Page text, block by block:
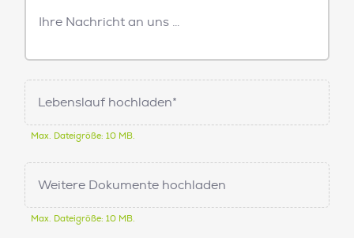
Nachricht
Lebenslauf hochladen*
Max. Dateigröße: 10 MB.
Weitere Dokumente hochladen
Max. Dateigröße: 10 MB.